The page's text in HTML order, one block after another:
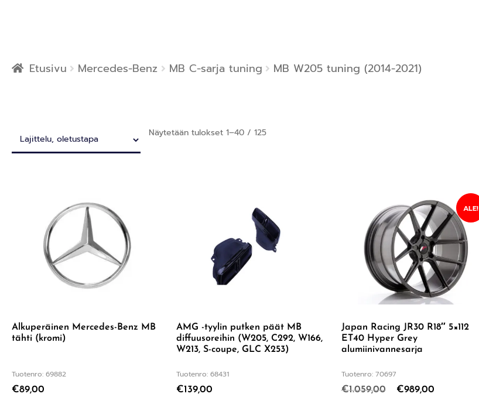
Etusivu Mercedes-Benz MB C-sarja tuning MB W205 tuning (2014-2021)
Näytetään tulokset 1–40 / 125
Alkuperäinen Mercedes-Benz MB
tähti (kromi)
Tuotenro: 69882
€89,00
AMG -tyylin putken päät MB
diffuusoreihin (W205, C292, W166,
W213, S-coupe, GLC X253)
Tuotenro: 68431
€139,00
Japan Racing JR30 R18″ 5×112
ET40 Hyper Grey
alumiinivannesarja
Tuotenro: 70697
ALE!
€1.059,00 €989,00